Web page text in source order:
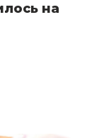
на